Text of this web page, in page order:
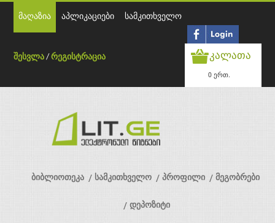
მაღაზია აპლიკაციები სამკითხველო
შესვლა /რეგისტრაცია კალათა
0 ერთ.
ბიბლიოთეკა სამკითხველო პროფილი მეგობრები
დეპოზიტი